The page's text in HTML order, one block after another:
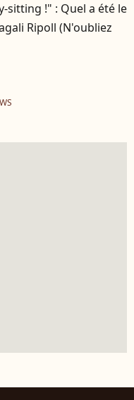
sitting !" : Quel a été le
Ripoll (N'oubliez